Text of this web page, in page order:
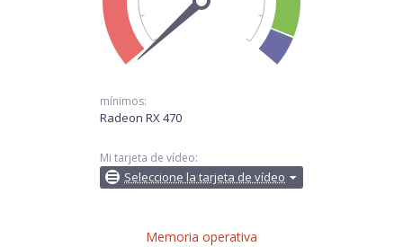
mínimos:
Radeon RX 470
Mi tarjeta de vídeo:
Seleccione la tarjeta de vídeo
Memoria operativa